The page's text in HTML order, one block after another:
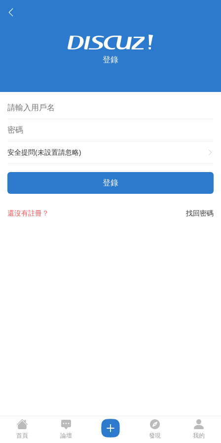
登錄
安全提問(未設置請忽略)
登錄
找回密碼
還沒有註冊？
首頁 論壇 發現 我的